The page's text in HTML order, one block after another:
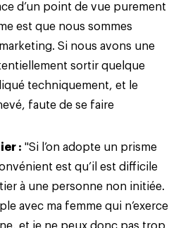
d’un point de vue purement
est que nous sommes
Si nous avons une
sortir quelque
techniquement, et le
faute de se faire
: "Si l’on adopte un prisme
est qu’il est difficile
à une personne non initiée.
avec ma femme qui n’exerce
et je ne peux donc pas trop